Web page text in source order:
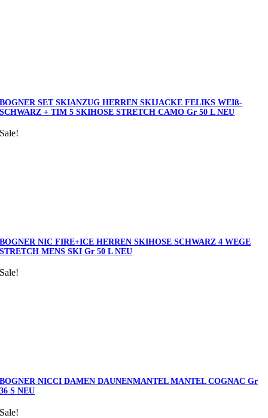
BOGNER SET SKIANZUG HERREN SKIJACKE FELIKS WEIß-
SCHWARZ + TIM 5 SKIHOSE STRETCH CAMO Gr 50 L NEU
Sale!
BOGNER NIC FIRE+ICE HERREN SKIHOSE SCHWARZ 4 WEGE
STRETCH MENS SKI Gr 50 L NEU
Sale!
BOGNER NICCI DAMEN DAUNENMANTEL MANTEL COGNAC Gr
36 S NEU
Sale!